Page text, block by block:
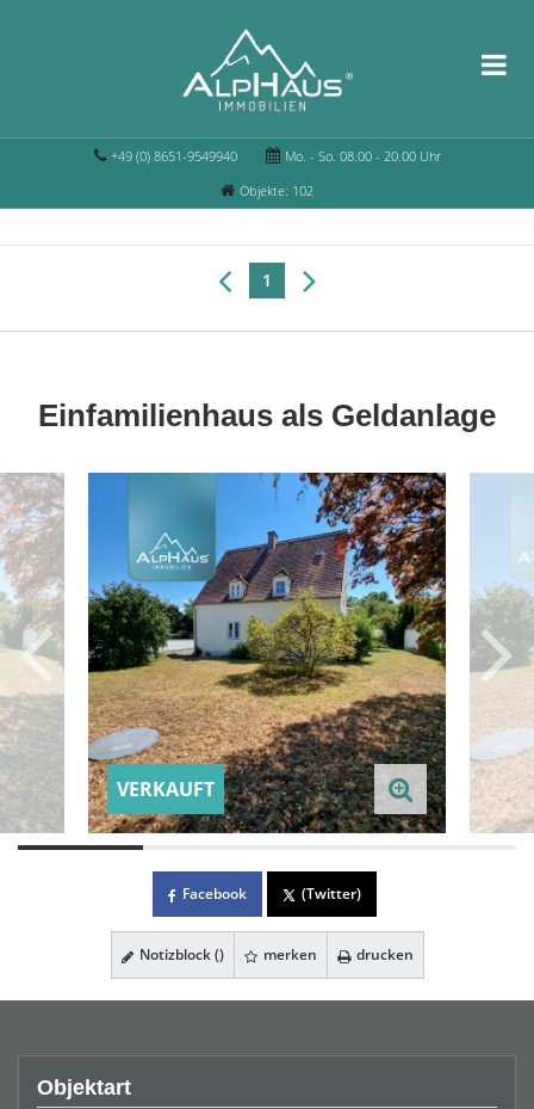
+49 (0) 8651-9549940
Mo. - So. 08.00 - 20.00 Uhr
Objekte: 102
1
Einfamilienhaus als Geldanlage
VERKAUFT
Facebook (Twitter)
Notizblock () merken drucken
Objektart